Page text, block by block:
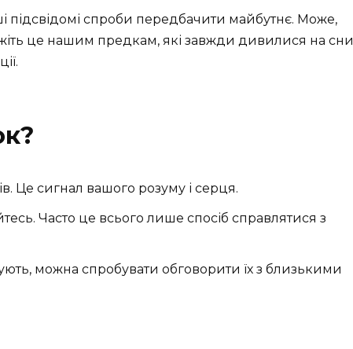
підсвідомі спроби передбачити майбутнє. Може,
це нашим предкам, які завжди дивилися на сни
Це сигнал вашого розуму і серця.
Часто це всього лише спосіб справлятися з
можна спробувати обговорити їх з близькими